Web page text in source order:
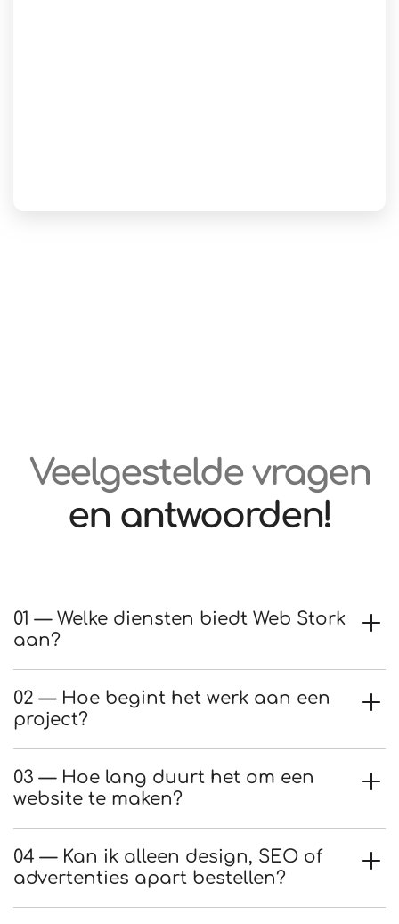
Veelgestelde vragen
en antwoorden!
01 — Welke diensten biedt Web Stork
aan?
02 — Hoe begint het werk aan een
project?
03 — Hoe lang duurt het om een
website te maken?
04 — Kan ik alleen design, SEO of
advertenties apart bestellen?